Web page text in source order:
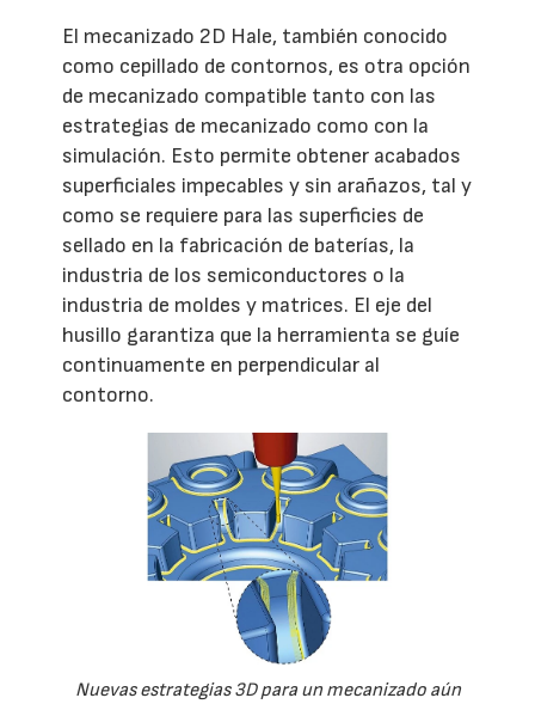
El mecanizado 2D Hale, también conocido
como cepillado de contornos, es otra opción
de mecanizado compatible tanto con las
estrategias de mecanizado como con la
simulación. Esto permite obtener acabados
superficiales impecables y sin arañazos, tal y
como se requiere para las superficies de
sellado en la fabricación de baterías, la
industria de los semiconductores o la
industria de moldes y matrices. El eje del
husillo garantiza que la herramienta se guíe
continuamente en perpendicular al
contorno.
Nuevas estrategias 3D para un mecanizado aún